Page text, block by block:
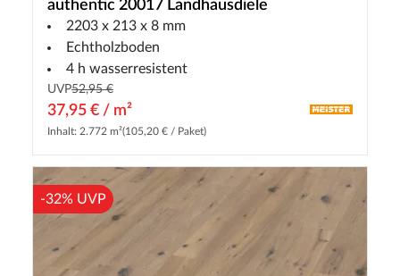
authentic 20017 Landhausdiele
2203 x 213 x 8 mm
Echtholzboden
4 h wasserresistent
UVP52,95 €
37,95 € / m²
Inhalt: 2.772 m²(105,20 € / Paket)
-32% UVP